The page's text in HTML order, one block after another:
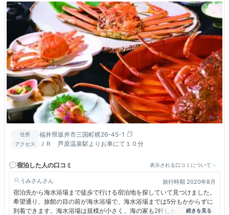
住所 福井県坂井市三国町梶26-45-1
アクセス ＪＲ 芦原温泉駅よりお車にて１０分
宿泊した人の口コミ 表示される口コミについて
うみさん 旅行時期 2020年8月
宿泊先から海水浴場まで徒歩で行ける宿泊地を探していて見つけました。
希望通り、旅館の目の前が海水浴場で、海水浴場までは5分もかからずに
到着できます。海水浴場は規模が小さく、海の家も2軒しかありません